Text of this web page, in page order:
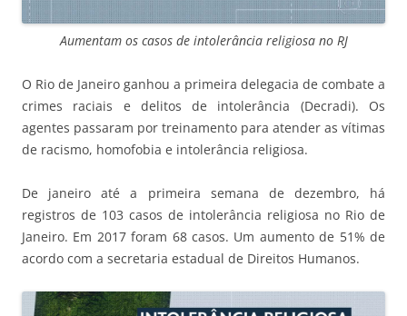
Aumentam os casos de intolerância religiosa no RJ
O Rio de Janeiro ganhou a primeira delegacia de combate a
crimes raciais e delitos de intolerância (Decradi). Os
agentes passaram por treinamento para atender as vítimas
de racismo, homofobia e intolerância religiosa.
De janeiro até a primeira semana de dezembro, há
registros de 103 casos de intolerância religiosa no Rio de
Janeiro. Em 2017 foram 68 casos. Um aumento de 51% de
acordo com a secretaria estadual de Direitos Humanos.